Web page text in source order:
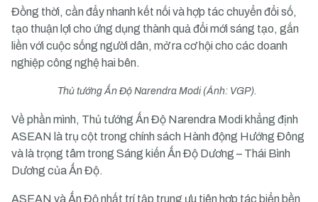
Đồng thời, cần đẩy nhanh kết nối và hợp tác chuyển đổi số,
tạo thuận lợi cho ứng dụng thành quả đổi mới sáng tạo, gắn
liền với cuộc sống người dân, mở ra cơ hội cho các doanh
nghiệp công nghệ hai bên.
Thủ tướng Ấn Độ Narendra Modi (Ảnh: VGP).
Về phần mình, Thủ tướng Ấn Độ Narendra Modi khẳng định
ASEAN là trụ cột trong chính sách Hành động Hướng Đông
và là trọng tâm trong Sáng kiến Ấn Độ Dương – Thái Bình
Dương của Ấn Độ.
ASEAN và Ấn Độ nhất trí tập trung ưu tiên hợp tác biển bền